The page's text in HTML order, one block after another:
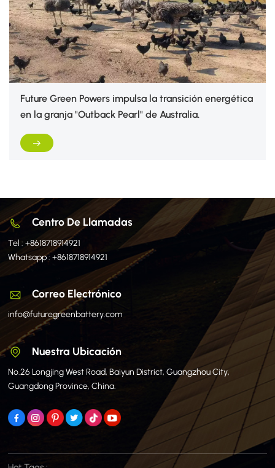
Future Green Powers impulsa la transición energética
en la granja "Outback Pearl" de Australia.
Centro De Llamadas
Tel :+8618718914921
Whatsapp :+8618718914921
Correo Electrónico
info@futuregreenbattery.com
Nuestra Ubicación
No.26 Longjing West Road, Baiyun District, Guangzhou City,
Guangdong Province, China.